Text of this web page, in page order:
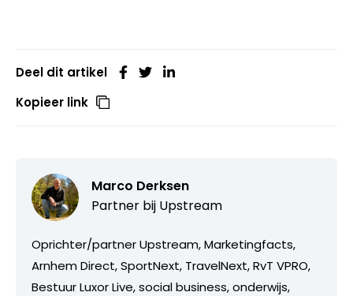
Deel dit artikel
Kopieer link
Marco Derksen
Partner bij Upstream
Oprichter/partner Upstream, Marketingfacts,
Arnhem Direct, SportNext, TravelNext, RvT VPRO,
Bestuur Luxor Live, social business, onderwijs,